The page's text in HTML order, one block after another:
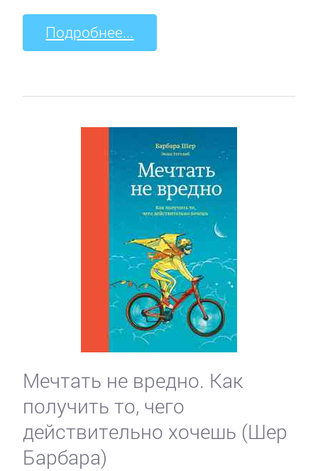
Подробнее...
Мечтать не вредно. Как
получить то, чего
действительно хочешь (Шер
Барбара)